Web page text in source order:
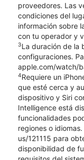
proveedores. Las
condiciones del
información sobre
con tu operador y
3La duración de la
configuraciones.
apple.com/watch/
4Requiere un
que esté cerca y
dispositivo y Siri
Intelligence está
funcionalidades
regiones o
us/121115 para
disponibilidad de